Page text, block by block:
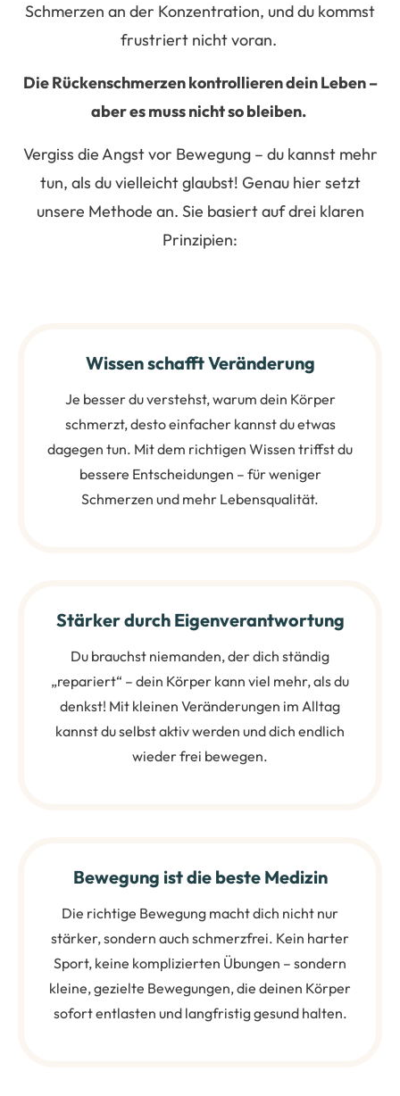
Schmerzen an der Konzentration, und du kommst
frustriert nicht voran.
Die Rückenschmerzen kontrollieren dein Leben –
aber es muss nicht so bleiben.
Vergiss die Angst vor Bewegung – du kannst mehr
tun, als du vielleicht glaubst! Genau hier setzt
unsere Methode an. Sie basiert auf drei klaren
Prinzipien:
Wissen schafft Veränderung
Je besser du verstehst, warum dein Körper
schmerzt, desto einfacher kannst du etwas
dagegen tun. Mit dem richtigen Wissen triffst du
bessere Entscheidungen – für weniger
Schmerzen und mehr Lebensqualität.
Stärker durch Eigenverantwortung
Du brauchst niemanden, der dich ständig
„repariert“ – dein Körper kann viel mehr, als du
denkst! Mit kleinen Veränderungen im Alltag
kannst du selbst aktiv werden und dich endlich
wieder frei bewegen.
Bewegung ist die beste Medizin
Die richtige Bewegung macht dich nicht nur
stärker, sondern auch schmerzfrei. Kein harter
Sport, keine komplizierten Übungen – sondern
kleine, gezielte Bewegungen, die deinen Körper
sofort entlasten und langfristig gesund halten.